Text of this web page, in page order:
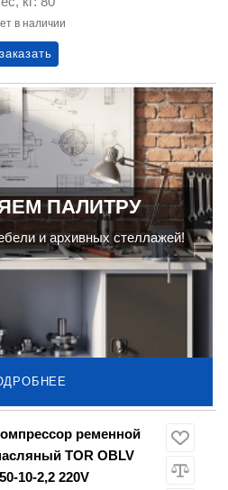
в наличии
заказать
ПАЛИТРУ
и архивных стеллажей!
ременной
TOR OBLV
10-2,2 220V